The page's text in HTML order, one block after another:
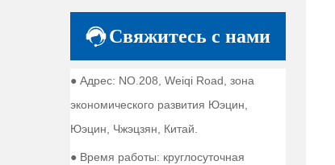
Свяжитесь с нами
● Адрес: NO.208, Weiqi Road, зона
экономического развития Юэцин,
Юэцин, Чжэцзян, Китай.
● Время работы: круглосуточная